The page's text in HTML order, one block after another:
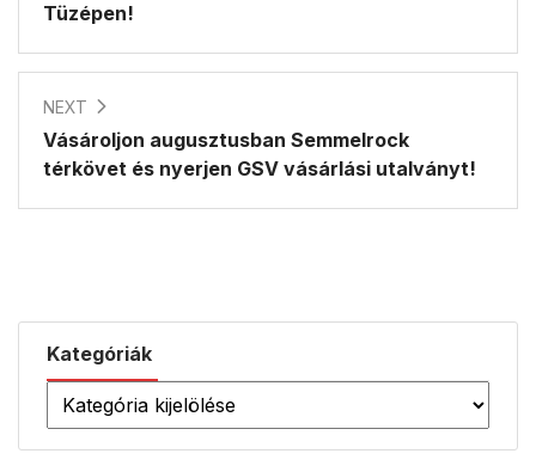
Kategóriák
Tüzépen!
NEXT
Vásároljon augusztusban Semmelrock
térkövet és nyerjen GSV vásárlási utalványt!